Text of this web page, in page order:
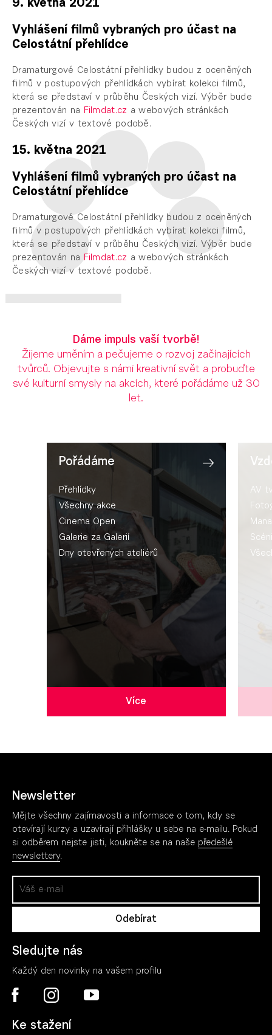
9. května 2021
Vyhlášení filmů vybraných pro účast na
Celostátní přehlídce
Dramaturgové Celostátní přehlídky budou z oceněných
filmů v postupových přehlídkách vybírat kolekci filmů,
která se představí v průběhu Českých vizí. Výběr bude
prezentován na Filmdat.cz a webových stránkách
Českých vizí v textové podobě.
15. května 2021
Vyhlášení filmů vybraných pro účast na
Celostátní přehlídce
Dramaturgové Celostátní přehlídky budou z oceněných
filmů v postupových přehlídkách vybírat kolekci filmů,
která se představí v průběhu Českých vizí. Výběr bude
prezentován na Filmdat.cz a webových stránkách
Českých vizí v textové podobě.
Dáme impuls vaší tvorbě!
Žijeme uměním a pečujeme o rozvoj začínajících
tvůrců. Objevujte s námi kreativní svět a probuďte
své kulturní smysly na akcích, které pořádáme už 30
let.
Pořádáme
Přehlídky
Všechny akce
Cinema Open
Galerie za Galerií
Dny otevřených ateliérů
Více
AV
Newsletter
Mějte všechny zajímavosti a informace o tom, kdy se
otevírají kurzy a uzavírají přihlášky u sebe na e-mailu. Pokud
si odběrem nejste jisti, koukněte se na naše předešlé
newslettery.
Sledujte nás
Každý den novinky na vašem profilu
Ke stažení